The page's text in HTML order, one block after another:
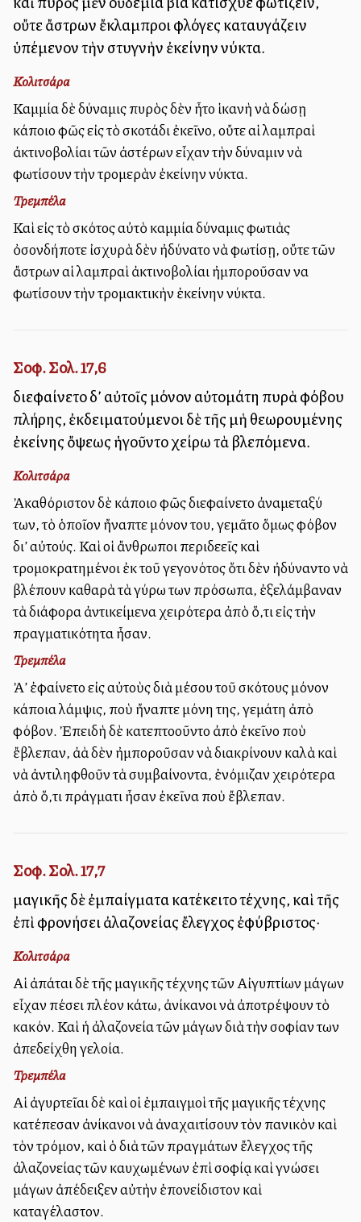
οὔτε ἄστρων ἔκλαμπροι φλόγες καταυγάζειν
ὑπέμενον τὴν στυγνὴν ἐκείνην νύκτα.
Κολιτσάρα
Καμμία δὲ δύναμις πυρὸς δὲν ἦτο ἱκανὴ νὰ δώσῃ
κάποιο φῶς εἰς τὸ σκοτάδι ἐκεῖνο, οὔτε αἱ λαμπραὶ
ἀκτινοβολίαι τῶν ἀστέρων εἶχαν τὴν δύναμιν νὰ
φωτίσουν τὴν τρομερὰν ἐκείνην νύκτα.
Τρεμπέλα
Καὶ εἰς τὸ σκότος αὐτὸ καμμία δύναμις φωτιὰς
ὀσονδήποτε ἰσχυρὰ δὲν ἠδύνατο νὰ φωτίσῃ, οὔτε τῶν
ἄστρων αἱ λαμπραὶ ἀκτινοβολίαι ἠμποροῦσαν να
φωτίσουν τὴν τρομακτικὴν ἐκείνην νύκτα.
Σοφ. Σολ. 17,6
διεφαίνετο δ’ αὐτοῖς μόνον αὐτομάτη πυρὰ φόβου
πλήρης, ἐκδειματούμενοι δὲ τῆς μὴ θεωρουμένης
ἐκείνης ὄψεως ἡγοῦντο χείρω τὰ βλεπόμενα.
Κολιτσάρα
Ἀκαθόριστον δὲ κάποιο φῶς διεφαίνετο ἀναμεταξύ
των, τὸ ὁποῖον ἤναπτε μόνον του, γεμᾶτο ὅμως φόβον
δι’ αὐτούς. Καὶ οἱ ἄνθρωποι περιδεεῖς καὶ
τρομοκρατημένοι ἐκ τοῦ γεγονότος ὅτι δὲν ἠδύναντο νὰ
βλέπουν καθαρὰ τὰ γύρω των πρόσωπα, ἐξελάμβαναν
τὰ διάφορα ἀντικείμενα χειρότερα ἀπὸ ὅ,τι εἰς τὴν
πραγματικότητα ἦσαν.
Τρεμπέλα
Ἀλλ’ ἐφαίνετο εἰς αὐτοὺς διὰ μέσου τοῦ σκότους μόνον
κάποια λάμψις, ποὺ ἤναπτε μόνη της, γεμάτη ἀπὸ
φόβον. Ἐπειδὴ δὲ κατεπτοοῦντο ἀπὸ ἐκεῖνο ποὺ
ἔβλεπαν, ἀλλὰ δὲν ἠμποροῦσαν νὰ διακρίνουν καλὰ καὶ
νὰ ἀντιληφθοῦν τὰ συμβαίνοντα, ἐνόμιζαν χειρότερα
ἀπὸ ὅ,τι πράγματι ἦσαν ἐκεῖνα ποὺ ἔβλεπαν.
Σοφ. Σολ. 17,7
μαγικῆς δὲ ἐμπαίγματα κατέκειτο τέχνης, καὶ τῆς
ἐπὶ φρονήσει ἀλαζονείας ἔλεγχος ἐφύβριστος·
Κολιτσάρα
Αἱ ἀπάται δὲ τῆς μαγικῆς τέχνης τῶν Αἰγυπτίων μάγων
εἶχαν πέσει πλέον κάτω, ἀνίκανοι νὰ ἀποτρέψουν τὸ
κακόν. Καὶ ἡ ἀλαζονεία τῶν μάγων διὰ τὴν σοφίαν των
ἀπεδείχθη γελοία.
Τρεμπέλα
Αἱ ἀγυρτεῖαι δὲ καὶ οἱ ἐμπαιγμοὶ τῆς μαγικῆς τέχνης
κατέπεσαν ἀνίκανοι νὰ ἀναχαιτίσουν τὸν πανικὸν καὶ
τὸν τρόμον, καὶ ὁ διὰ τῶν πραγμάτων ἔλεγχος τῆς
ἀλαζονείας τῶν καυχωμένων ἐπὶ σοφίᾳ καὶ γνώσει
μάγων ἀπέδειξεν αὐτὴν ἐπονείδιστον καὶ
καταγέλαστον.